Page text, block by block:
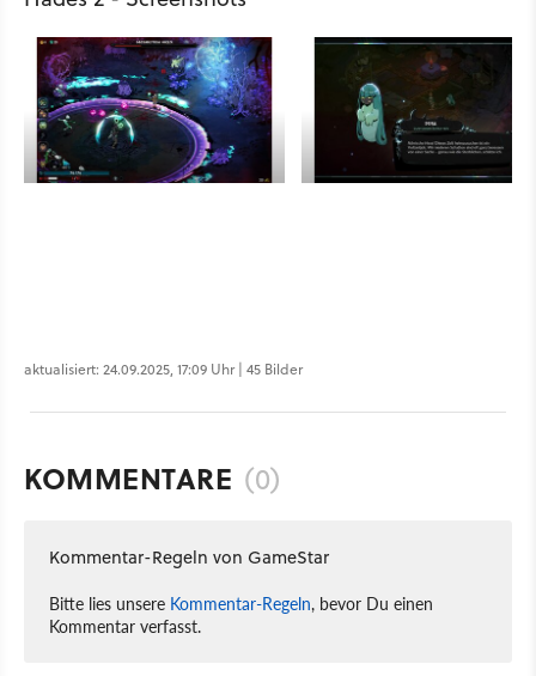
aktualisiert: 24.09.2025, 17:09 Uhr | 45 Bilder
KOMMENTARE (0)
Kommentar-Regeln von GameStar
Bitte lies unsere Kommentar-Regeln, bevor Du einen
Kommentar verfasst.